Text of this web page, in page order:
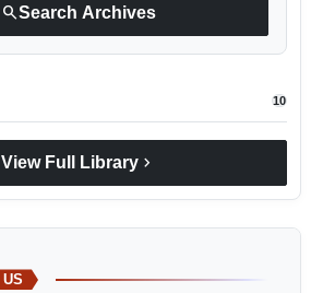
searchSearch Archives
10
View Full Library chevron_right
US